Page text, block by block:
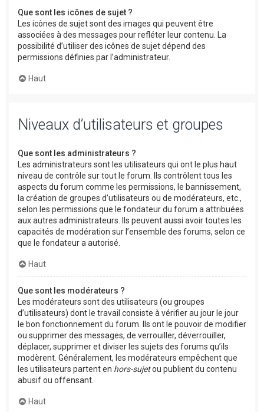
Que sont les icônes de sujet ?
Les icônes de sujet sont des images qui peuvent être
associées à des messages pour refléter leur contenu. La
possibilité d’utiliser des icônes de sujet dépend des
permissions définies par l’administrateur.
Haut
Niveaux d’utilisateurs et groupes
Que sont les administrateurs ?
Les administrateurs sont les utilisateurs qui ont le plus haut
niveau de contrôle sur tout le forum. Ils contrôlent tous les
aspects du forum comme les permissions, le bannissement,
la création de groupes d’utilisateurs ou de modérateurs, etc.,
selon les permissions que le fondateur du forum a attribuées
aux autres administrateurs. Ils peuvent aussi avoir toutes les
capacités de modération sur l’ensemble des forums, selon ce
que le fondateur a autorisé.
Haut
Que sont les modérateurs ?
Les modérateurs sont des utilisateurs (ou groupes
d’utilisateurs) dont le travail consiste à vérifier au jour le jour
le bon fonctionnement du forum. Ils ont le pouvoir de modifier
ou supprimer des messages, de verrouiller, déverrouiller,
déplacer, supprimer et diviser les sujets des forums qu’ils
modèrent. Généralement, les modérateurs empêchent que
les utilisateurs partent en hors-sujetou publient du contenu
abusif ou offensant.
Haut